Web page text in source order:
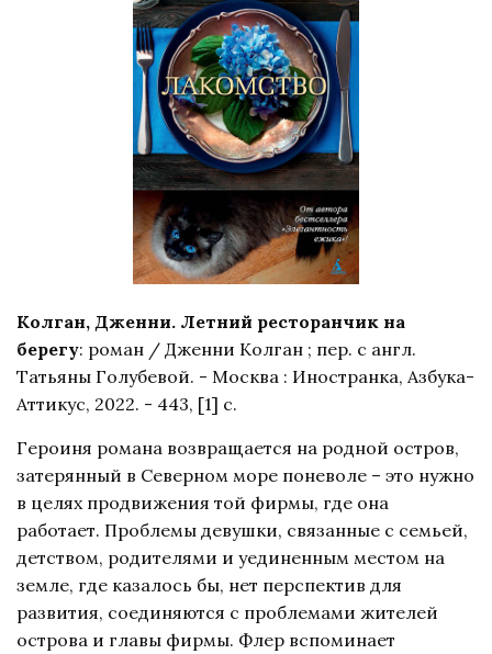
Колган, Дженни. Летний ресторанчик на
берегу: роман / Дженни Колган ; пер. с англ.
Татьяны Голубевой. - Москва : Иностранка, Азбука-
Аттикус, 2022. - 443, [1] с.
Героиня романа возвращается на родной остров,
затерянный в Северном море поневоле – это нужно
в целях продвижения той фирмы, где она
работает. Проблемы девушки, связанные с семьей,
детством, родителями и уединенным местом на
земле, где казалось бы, нет перспектив для
развития, соединяются с проблемами жителей
острова и главы фирмы. Флер вспоминает